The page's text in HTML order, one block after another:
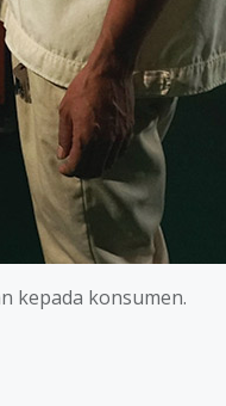
kepada konsumen.